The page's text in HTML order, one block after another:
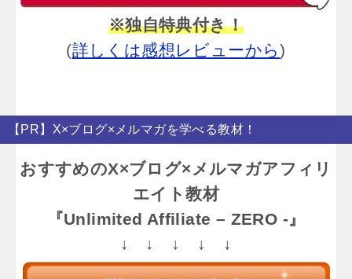
※独自特典付き！
(詳しくは感想レビューから)
【PR】X×ブログ×メルマガを学べる教材！
おすすめのX×ブログ×メルマガアフィリ
エイト教材
『Unlimited Affiliate – ZERO -』
↓ ↓ ↓ ↓ ↓